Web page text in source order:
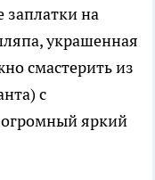
на
украшенная
смастерить из
с
яркий